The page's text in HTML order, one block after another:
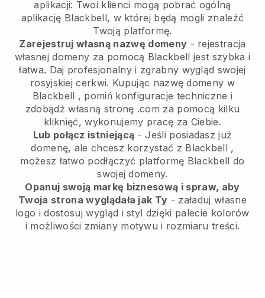
aplikacji: Twoi klienci mogą pobrać ogólną
aplikację Blackbell, w której będą mogli znaleźć
Twoją platformę.
Zarejestruj własną nazwę domeny - rejestracja
własnej domeny za pomocą Blackbell jest szybka i
łatwa. Daj profesjonalny i zgrabny wygląd swojej
rosyjskiej cerkwi. Kupując nazwę domeny w
Blackbell , pomiń konfiguracje techniczne i
zdobądź własną stronę .com za pomocą kilku
kliknięć, wykonujemy pracę za Ciebie.
Lub połącz istniejącą - Jeśli posiadasz już
domenę, ale chcesz korzystać z Blackbell ,
możesz łatwo podłączyć platformę Blackbell do
swojej domeny.
Opanuj swoją markę biznesową i spraw, aby
Twoja strona wyglądała jak Ty - załaduj własne
logo i dostosuj wygląd i styl dzięki palecie kolorów
i możliwości zmiany motywu i rozmiaru treści.